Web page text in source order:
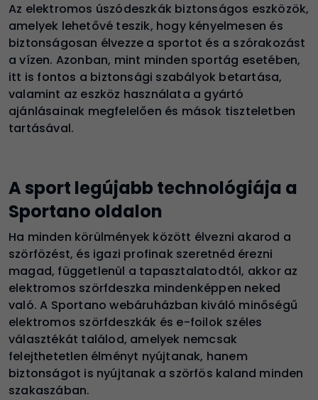
Az elektromos úszódeszkák biztonságos eszközök,
amelyek lehetővé teszik, hogy kényelmesen és
biztonságosan élvezze a sportot és a szórakozást
a vízen. Azonban, mint minden sportág esetében,
itt is fontos a biztonsági szabályok betartása,
valamint az eszköz használata a gyártó
ajánlásainak megfelelően és mások tiszteletben
tartásával.
A sport legújabb technológiája a
Sportano oldalon
Ha minden körülmények között élvezni akarod a
szörfözést, és igazi profinak szeretnéd érezni
magad, függetlenül a tapasztalatodtól, akkor az
elektromos szörfdeszka mindenképpen neked
való. A Sportano webáruházban kiváló minőségű
elektromos szörfdeszkák és e-foilok széles
választékát találod, amelyek nemcsak
felejthetetlen élményt nyújtanak, hanem
biztonságot is nyújtanak a szörfös kaland minden
szakaszában.